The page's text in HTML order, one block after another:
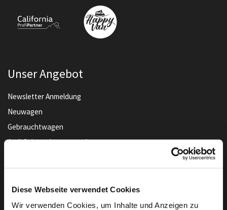
Diese Webseite verwendet Cookies
Wir verwenden Cookies, um Inhalte und Anzeigen zu
Unser Angebot
Newsletter Anmeldung
Neuwagen
Gebrauchtwagen
Audi Gebrauchtwagen :plus
Online-Terminbuchung